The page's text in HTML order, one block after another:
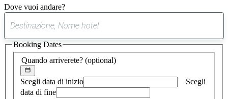
Dove vuoi andare?
suggerimento
trovato
Quando arriverete? (optional)
Scegli data di inizio
Scegli
data di fine
Booking Dates